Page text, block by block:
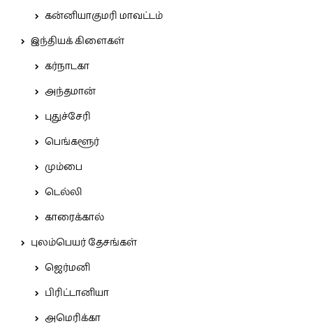
கன்னியாகுமரி மாவட்டம்
இந்தியக் கிளைகள்
கர்நாடகா
அந்தமான்
புதுச்சேரி
பெங்களூர்
மும்பை
டெல்லி
காரைக்கால்
புலம்பெயர் தேசங்கள்
ஜெர்மனி
பிரிட்டானியா
அமெரிக்கா